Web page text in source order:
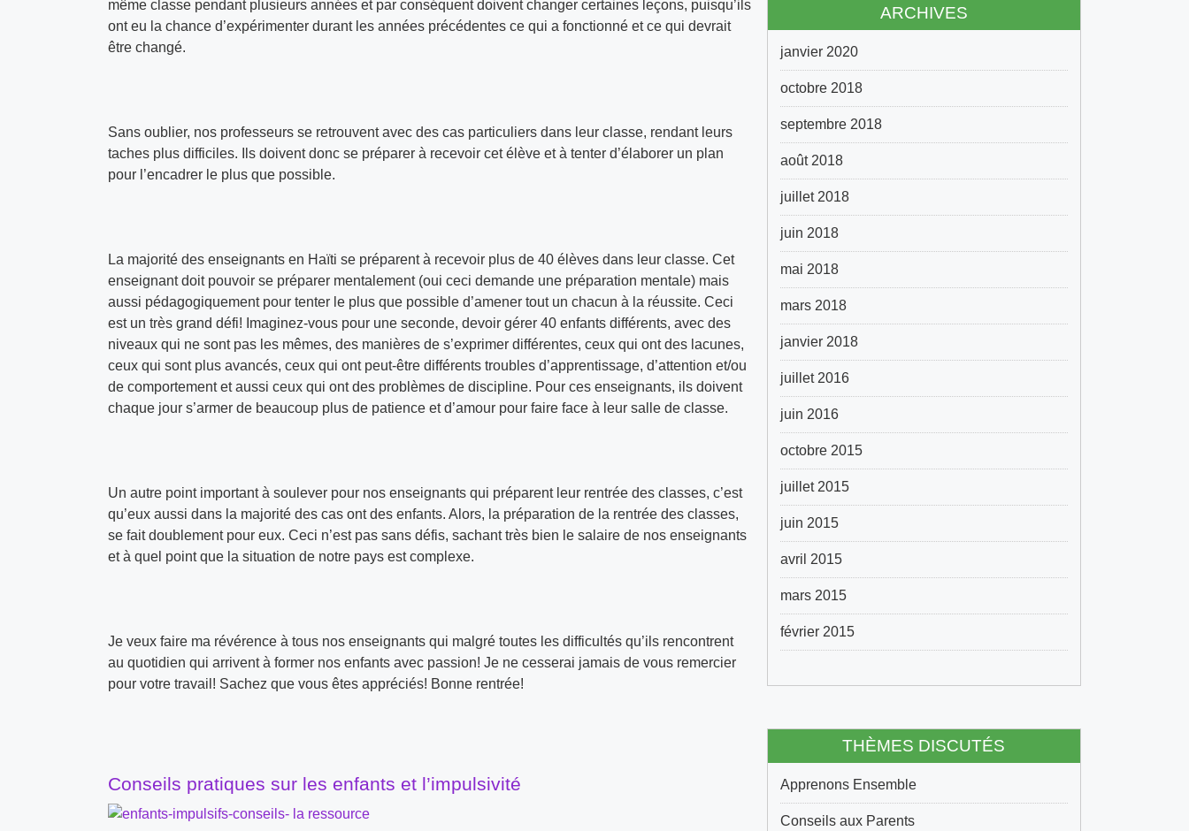
même classe pendant plusieurs années et par conséquent doivent changer certaines leçons, puisqu’ils
ont eu la chance d’expérimenter durant les années précédentes ce qui a fonctionné et ce qui devrait
être changé.
Sans oublier, nos professeurs se retrouvent avec des cas particuliers dans leur classe, rendant leurs
taches plus difficiles. Ils doivent donc se préparer à recevoir cet élève et à tenter d’élaborer un plan
pour l’encadrer le plus que possible.
La majorité des enseignants en Haïti se préparent à recevoir plus de 40 élèves dans leur classe. Cet
enseignant doit pouvoir se préparer mentalement (oui ceci demande une préparation mentale) mais
aussi pédagogiquement pour tenter le plus que possible d’amener tout un chacun à la réussite. Ceci
est un très grand défi! Imaginez-vous pour une seconde, devoir gérer 40 enfants différents, avec des
niveaux qui ne sont pas les mêmes, des manières de s’exprimer différentes, ceux qui ont des lacunes,
ceux qui sont plus avancés, ceux qui ont peut-être différents troubles d’apprentissage, d’attention et/ou
de comportement et aussi ceux qui ont des problèmes de discipline. Pour ces enseignants, ils doivent
chaque jour s’armer de beaucoup plus de patience et d’amour pour faire face à leur salle de classe.
Un autre point important à soulever pour nos enseignants qui préparent leur rentrée des classes, c’est
qu’eux aussi dans la majorité des cas ont des enfants. Alors, la préparation de la rentrée des classes,
se fait doublement pour eux. Ceci n’est pas sans défis, sachant très bien le salaire de nos enseignants
et à quel point que la situation de notre pays est complexe.
Je veux faire ma révérence à tous nos enseignants qui malgré toutes les difficultés qu’ils rencontrent
au quotidien qui arrivent à former nos enfants avec passion! Je ne cesserai jamais de vous remercier
pour votre travail! Sachez que vous êtes appréciés! Bonne rentrée!
Conseils pratiques sur les enfants et l’impulsivité
ARCHIVES
janvier 2020
octobre 2018
septembre 2018
août 2018
juillet 2018
juin 2018
mai 2018
mars 2018
janvier 2018
juillet 2016
juin 2016
octobre 2015
juillet 2015
juin 2015
avril 2015
mars 2015
février 2015
THÈMES DISCUTÉS
Apprenons Ensemble
Conseils aux Parents